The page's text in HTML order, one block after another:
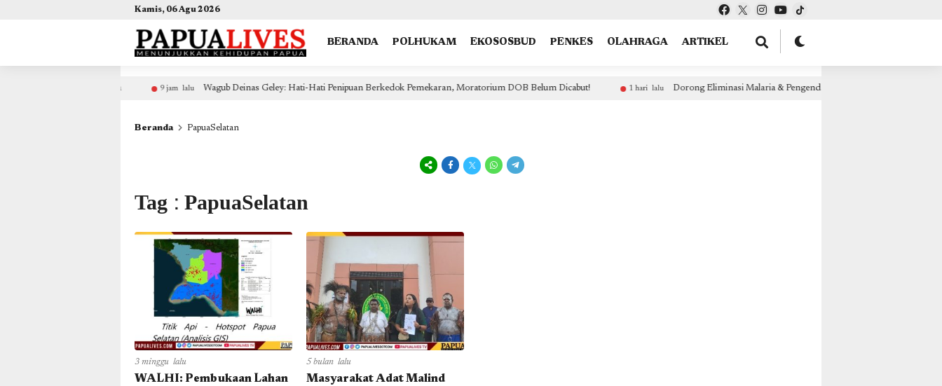
(self.SWG_BASIC = self.SWG_BASIC || []).push( basicSubscriptions => { basicSubscriptions.init({ type: "NewsArticle", isPartOfType: ["Product"], isPartOfProductId: "CAow7IrHDA:openaccess", clientOptions: { theme: "light", lang: "id" }, }); });
Kamis, 06 Agu 2026
BERANDA POLHUKAM EKOSOSBUD PENKES OLAHRAGA ARTIKEL
Wagub Deinas Geley: Hati-Hati Penipuan Berkedok Pemekaran, Moratorium DOB Belum Dicabut! 1 hari lalu Dorong Eliminasi Malaria & Pengendalian HIV-TB, Dinkes Papua Tengah Gelar Pelatihan Tenaga Kesehatan Deiyai
Beranda PapuaSelatan
Tag : PapuaSelatan
3 minggu lalu
WALHI: Pembukaan Lahan
5 bulan lalu
Masyarakat Adat Malind